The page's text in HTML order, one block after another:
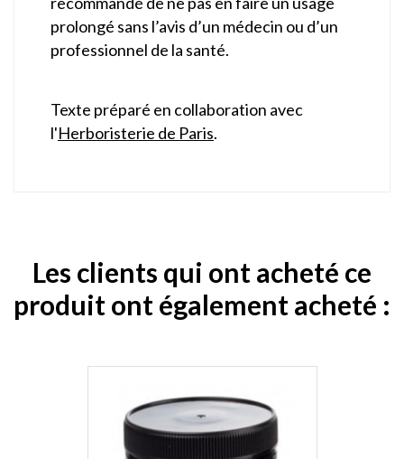
prolongé sans l’avis d’un médecin ou d’un
professionnel de la santé.
Texte préparé en collaboration avec
l'Herboristerie de Paris.
Les clients qui ont acheté ce
produit ont également acheté :